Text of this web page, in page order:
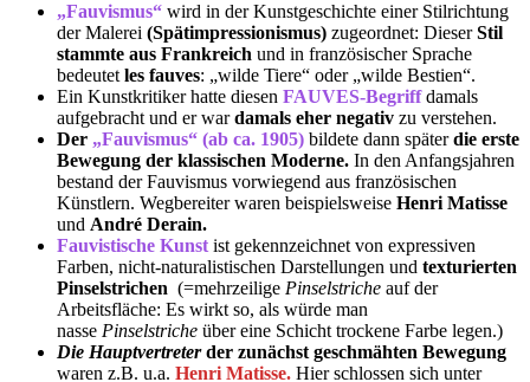
„Fauvismus“ wird in der Kunstgeschichte einer Stilrichtung
der Malerei (Spätimpressionismus) zugeordnet: DieserStil
stammte aus Frankreich und in französischer Sprache
bedeutet les fauves: „wilde Tiere“ oder „wilde Bestien“.
Ein Kunstkritiker hatte diesen FAUVES-Begriffdamals
aufgebracht und er wardamals eher negativ zu verstehen.
Der „Fauvismus“ (ab ca. 1905) bildete dann späterdie erste
Bewegung der klassischen Moderne. In den Anfangsjahren
bestand der Fauvismus vorwiegend aus französischen
Künstlern. Wegbereiter waren beispielsweise Henri Matisse
und André Derain.
Fauvistische Kunst ist gekennzeichnet von expressiven
Farben, nicht-naturalistischen Darstellungen und texturierten
Pinselstrichen (=mehrzeilige Pinselstriche auf der
Arbeitsfläche: Es wirkt so, als würde man
nasse Pinselstriche über eine Schicht trockene Farbe legen.)
Die Hauptvertreterder zunächst geschmähten Bewegung
waren z.B. u.a. Henri Matisse. Hier schlossen sich unter